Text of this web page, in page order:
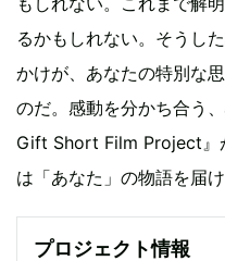
るかもしれない。そうし
かけが、あなたの特別な
のだ。感動を分かち合う
Gift Short Film Project』
は「あなた」の物語を届け
プロジェクト情報